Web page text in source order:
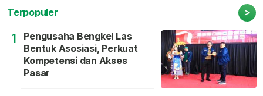
Terpopuler >
1
Pengusaha Bengkel Las
Bentuk Asosiasi, Perkuat
Kompetensi dan Akses
Pasar